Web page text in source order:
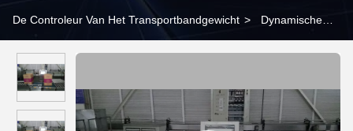
De Controleur Van Het Transportbandgewicht > Dynamische
Nauwkeurigheid met Betere Tolerantie